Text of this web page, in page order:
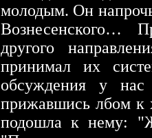
молодым. Он
Вознесенского…
другого
принимал их
обсуждения у
прижавшись лбом к
подошла к нему: